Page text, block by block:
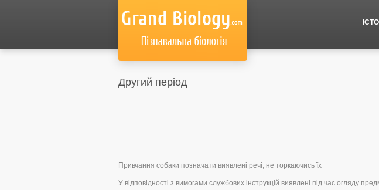
Другий період
Привчання собаки позначати виявлені речі, не торкаючись їх
У відповідності з вимогами службових інструкцій виявлені під час огляду